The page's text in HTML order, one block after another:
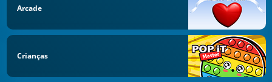
Arcade
Crianças